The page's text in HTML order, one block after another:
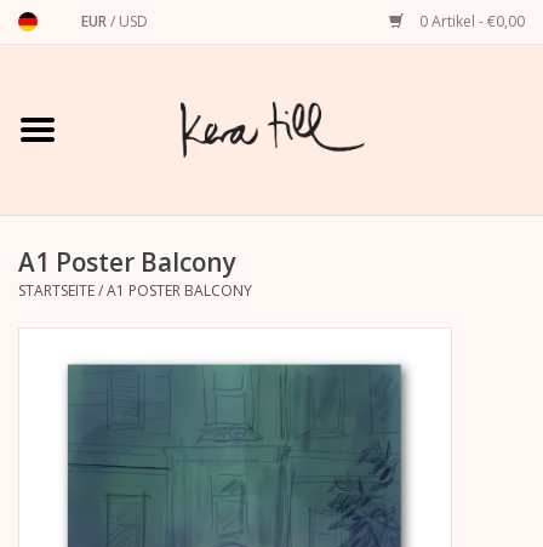
EUR/ USD 0 Artikel - €0,00
Startseite
Art Prints
Accessoires
A1 Poster Balcony
STARTSEITE/A1 POSTER BALCONY